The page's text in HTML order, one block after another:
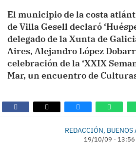
El municipio de la costa
de Villa Gesell declaró
delegado de la Xunta de
Aires, Alejandro López
celebración de la ‘XXIX
Mar, un encuentro de
REDACCIÓN, BUENOS
19/10/09 - 13:56